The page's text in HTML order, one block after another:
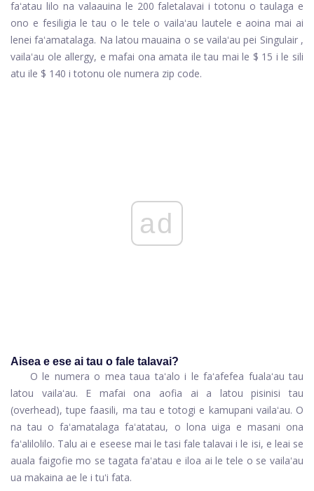
faʻatau lilo na valaauina le 200 faletalavai i totonu o taulaga e
ono e fesiligia le tau o le tele o vailaʻau lautele e aoina mai ai
lenei faʻamatalaga. Na latou mauaina o se vailaʻau pei Singulair ,
vailaʻau ole allergy, e mafai ona amata ile tau mai le $ 15 i le sili
atu ile $ 140 i totonu ole numera zip code.
ad
Aisea e ese ai tau o fale talavai?
O le numera o mea taua taʻalo i le faʻafefea fualaʻau tau
latou vailaʻau. E mafai ona aofia ai a latou pisinisi tau
(overhead), tupe faasili, ma tau e totogi e kamupani vailaʻau. O
na tau o faʻamatalaga faʻatatau, o lona uiga e masani ona
faʻalilolilo. Talu ai e eseese mai le tasi fale talavai i le isi, e leai se
auala faigofie mo se tagata faʻatau e iloa ai le tele o se vailaʻau
ua makaina ae le i tuʻi fata.